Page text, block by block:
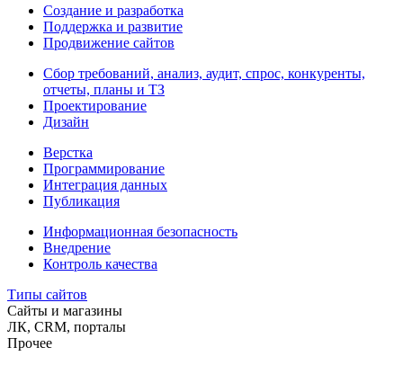
Создание и разработка
Поддержка и развитие
Продвижение сайтов
Сбор требований, анализ, аудит, спрос, конкуренты,
отчеты, планы и ТЗ
Проектирование
Дизайн
Верстка
Программирование
Интеграция данных
Публикация
Информационная безопасность
Внедрение
Контроль качества
Типы сайтов
Сайты и магазины
ЛК, CRM, порталы
Прочее